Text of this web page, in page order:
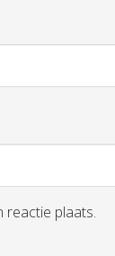
reactie plaats.